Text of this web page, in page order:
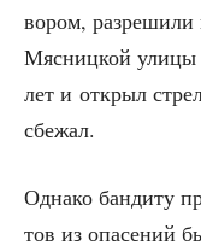
вором, раз­ре­ши­ли
Мяс­ниц­кой ули­цы
лет и открыл
сбежал.
Одна­ко бан­ди­ту
тов из опа­се­ний